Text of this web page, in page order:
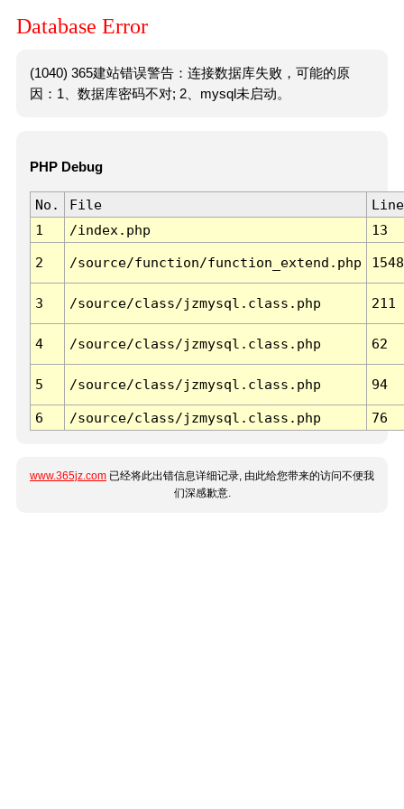
Database Error
(1040) 365建站错误警告：连接数据库失败，可能的原
因：1、数据库密码不对; 2、mysql未启动。
PHP Debug
No. File
Line
1
/index.php 13
2 /source/function/function_extend.php 1548
3 /source/class/jzmysql.class.php 211
4 /source/class/jzmysql.class.php 62
5 /source/class/jzmysql.class.php 94
6 /source/class/jzmysql.class.php 76
www.365jz.com 已经将此出错信息详细记录, 由此给您带来的访问不便我
们深感歉意.